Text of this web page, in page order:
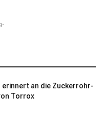
erinnert an die Zuckerrohr-
Torrox